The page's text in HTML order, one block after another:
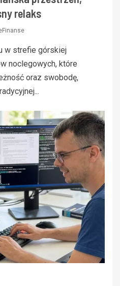
relaks
w strefie górskiej
noclegowych, które
oraz swobodę,